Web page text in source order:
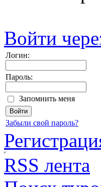
Войти
Логин:
Пароль:
Запомнить меня
Забыли свой пароль?
RSS лента